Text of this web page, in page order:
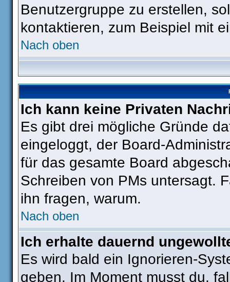
Benutzergruppe zu erstellen,
kontaktieren, zum Beispiel mit
Nach oben
Ich kann keine Privaten
Es gibt drei mögliche Gründe
eingeloggt, der Board-
für das gesamte Board
Schreiben von PMs untersagt.
ihn fragen, warum.
Nach oben
Ich erhalte dauernd
Es wird bald ein Ignorieren-
geben. Im Moment musst du,